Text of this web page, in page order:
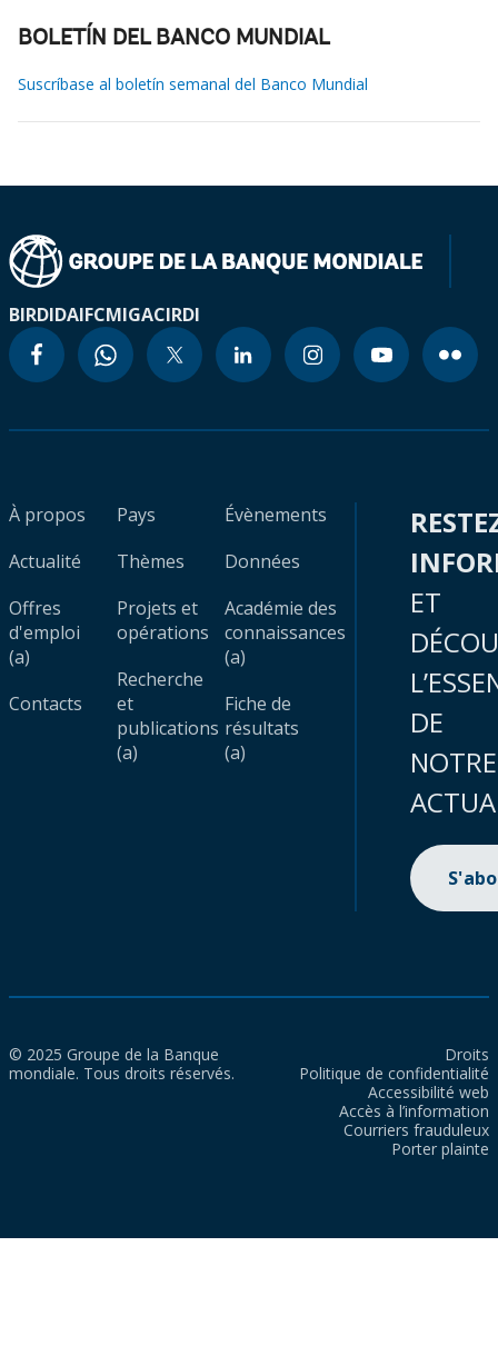
BOLETÍN DEL BANCO MUNDIAL
Suscríbase al boletín semanal del Banco Mundial
BIRDIDAIFCMIGACIRDI
À propos
Actualité
Offres
d'emploi
(a)
Contacts
Pays
Thèmes
Projets et
opérations
Recherche
et
publications
(a)
Évènements
Données
Académie des
connaissances
(a)
Fiche de
résultats
(a)
ET
DE
NOTRE
© 2025 Groupe de la Banque
mondiale. Tous droits réservés.
Droits
Politique de confidentialité
Accessibilité web
Accès à l’information
Courriers frauduleux
Porter plainte